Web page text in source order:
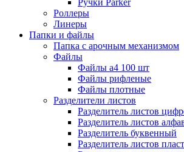
Ручки Parker
Роллеры
Линеры
Папки и файлы
Папка с арочным механизмом
Файлы
Файлы а4 100 шт
Файлы рифленые
Файлы плотные
Разделители листов
Разделитель листов
Разделитель листов
Разделитель буквенный
Разделитель листов